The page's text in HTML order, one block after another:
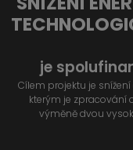
je
Cílem projektu je
kterým je zpracování
výměně dvou